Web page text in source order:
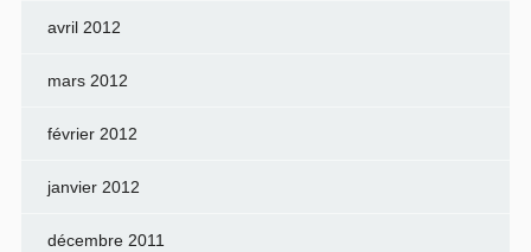
avril 2012
mars 2012
février 2012
janvier 2012
décembre 2011